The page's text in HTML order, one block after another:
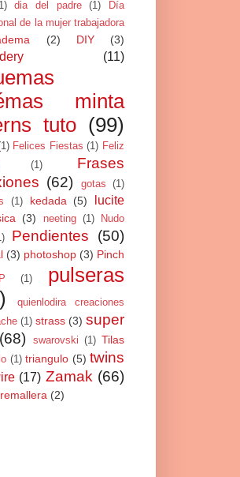
dia del padre (1)
Día
de la mujer trabajadora
(2) DIY (3)
(11)
minta
tuto (99)
Felices Fiestas (1) Feliz
(1)
Frases
(62) gotas
(1)
(1) kedada (5)
lucite
(3) neeting (1)
Nudo
Pendientes (50)
(3) photoshop (3) Pinch
(1)
pulseras
quienlodira creaciones
(1) strass (3) super
(68) swarovski (1) Tilas
(1) triangulo (5) twins
(17) Zamak (66)
(2)